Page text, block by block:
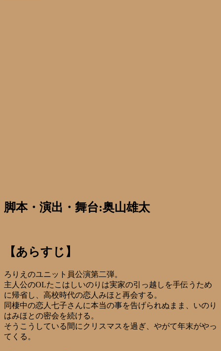
脚本・演出・舞台:奥山雄太
【あらすじ】
ろりえのユニット員公演第二弾。
主人公のOLたこはしいのりは実家の引っ越しを手伝うため
に帰省し、高校時代の恋人みほと再会する。
同棲中の恋人七子さんに本当の事を告げられぬまま、いのり
はみほとの密会を続ける。
そうこうしている間にクリスマスを過ぎ、やがて年末がやっ
てくる。